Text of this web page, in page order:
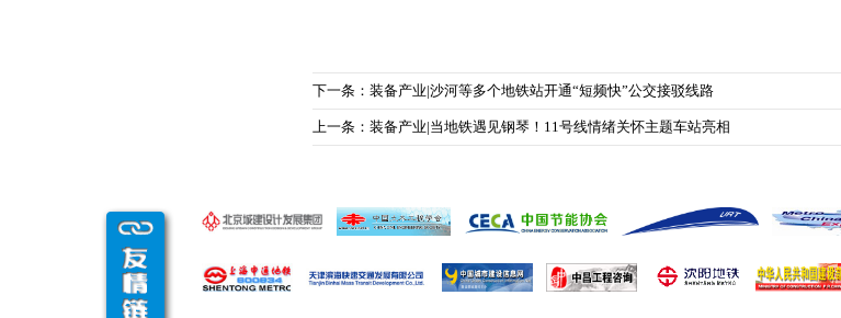
下一条：装备产业|沙河等多个地铁站开通“短频快”公交接驳线路
上一条：装备产业|当地铁遇见钢琴！11号线情绪关怀主题车站亮相